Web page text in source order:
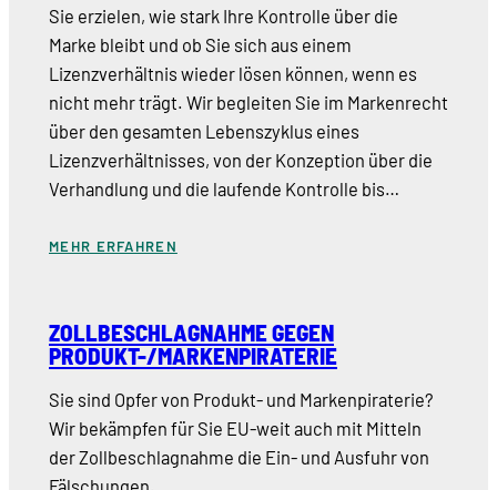
Sie erzielen, wie stark Ihre Kontrolle über die
Marke bleibt und ob Sie sich aus einem
Lizenzverhältnis wieder lösen können, wenn es
nicht mehr trägt. Wir begleiten Sie im Markenrecht
über den gesamten Lebenszyklus eines
Lizenzverhältnisses, von der Konzeption über die
Verhandlung und die laufende Kontrolle bis…
MEHR ERFAHREN
ZOLLBESCHLAGNAHME GEGEN
PRODUKT-/MARKENPIRATERIE
Sie sind Opfer von Produkt- und Markenpiraterie?
Wir bekämpfen für Sie EU-weit auch mit Mitteln
der Zollbeschlagnahme die Ein- und Ausfuhr von